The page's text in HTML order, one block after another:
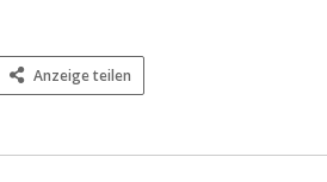
Anzeige teilen